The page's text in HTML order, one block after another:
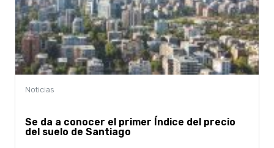
Se da a conocer el primer Índice del precio
del suelo de Santiago